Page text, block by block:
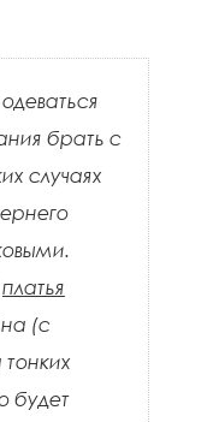
брать с
случаях
платья
(с
будет